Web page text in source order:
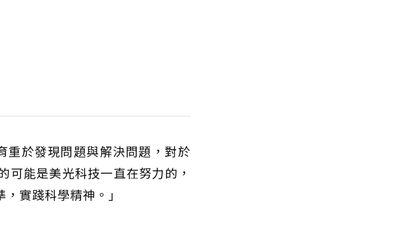
重於發現問題與解決問題，對於
能是美光科技一直在努力的，
實踐科學精神。」